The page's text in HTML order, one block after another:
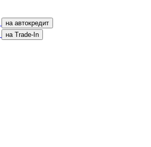
на автокредит
на Trade-In